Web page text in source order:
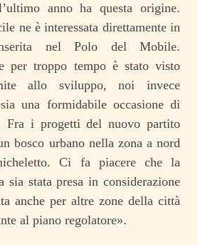
anno ha questa origine.
ne è interessata direttamente in
nel Polo del Mobile.
per troppo tempo è stato visto
allo sviluppo, noi invece
una formidabile occasione di
Fra i progetti del nuovo partito
bosco urbano nella zona a nord
Ci fa piacere che la
sia stata presa in considerazione
anche per altre zone della città
al piano regolatore».